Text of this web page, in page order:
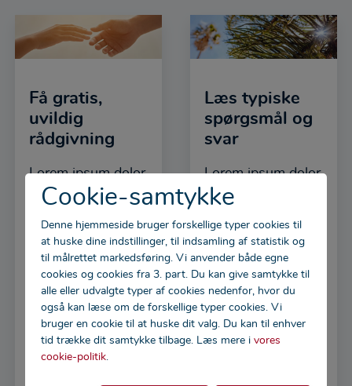
Få gratis,
uvildig
rådgivning
Lorem ipsum dolor
sit amet enim.
Suspendisse a
pellentesque dui,
non felis.
Maecenas
malesuada elit
lectus felis,
malesuada
Læs typiske
spørgsmål og
svar
Lorem ipsum dolor
sit amet enim.
Suspendisse a
pellentesque dui,
non felis.
Maecenas
malesuada elit
lectus felis,
Cookie-samtykke
Denne hjemmeside bruger forskellige typer cookies til
at huske dine indstillinger, til indsamling af statistik og
til målrettet markedsføring. Vi anvender både egne
cookies og cookies fra 3. part. Du kan give samtykke til
alle eller udvalgte typer af cookies nedenfor, hvor du
også kan læse om de forskellige typer cookies. Vi
bruger en cookie til at huske dit valg. Du kan til enhver
tid trække dit samtykke tilbage. Læs mere i vores
cookie-politik.